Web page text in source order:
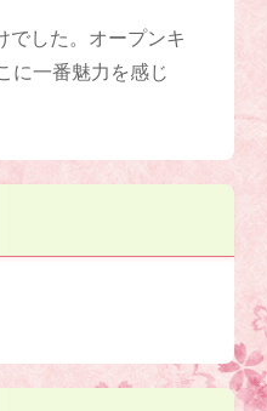
でした。オープンキ
に一番魅力を感じ